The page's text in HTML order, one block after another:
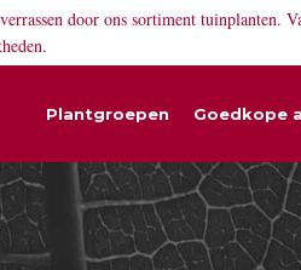
door ons sortiment tuinplanten.
Plantgroepen Goedkope